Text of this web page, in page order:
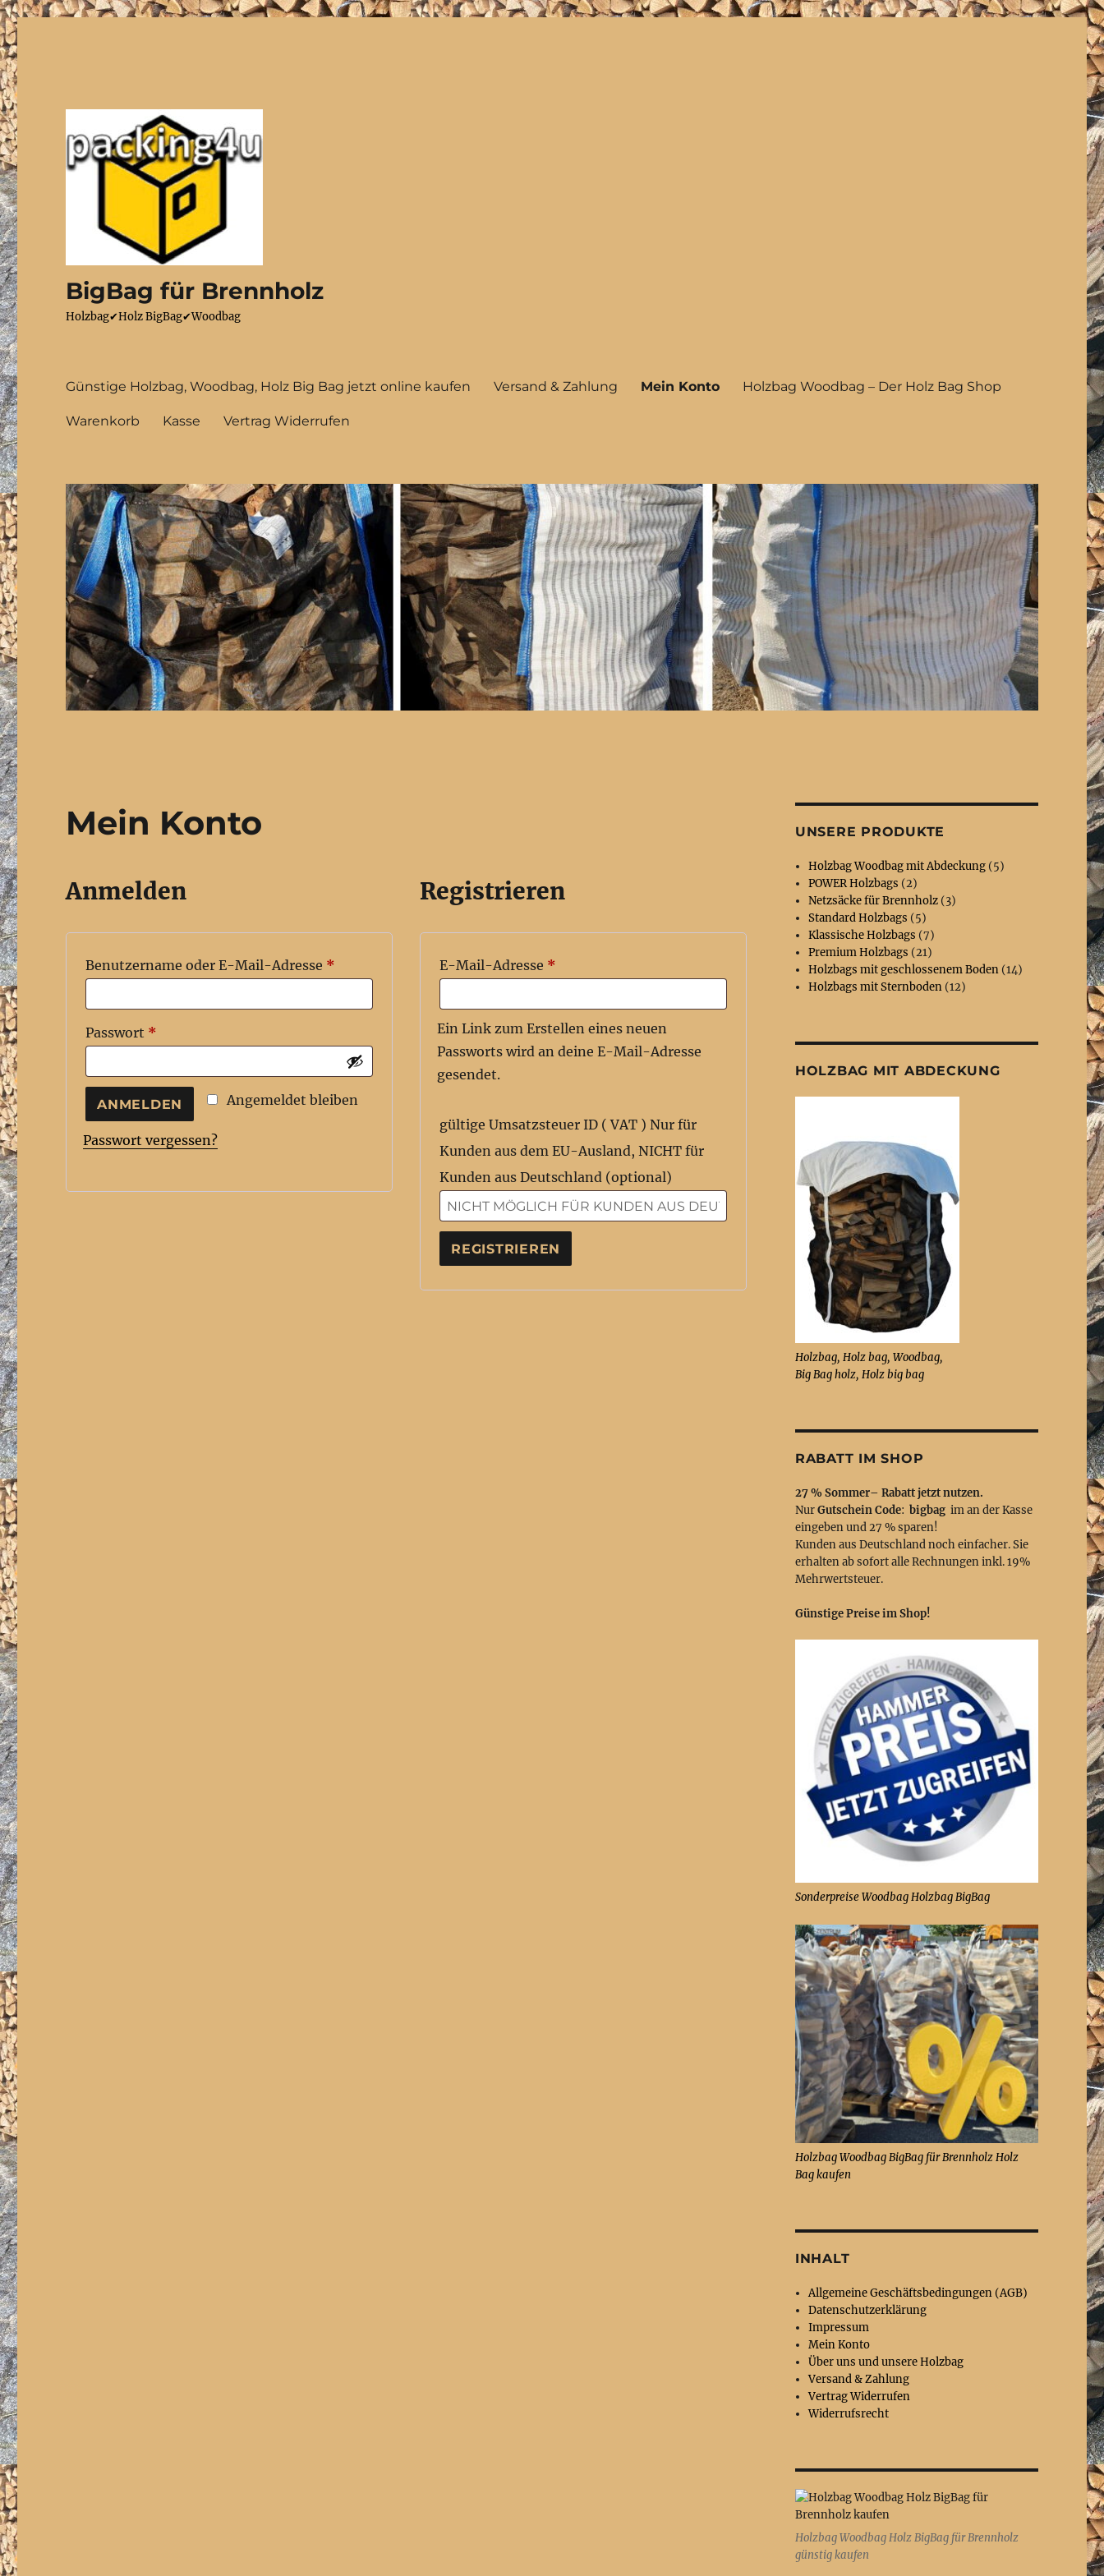
BigBag für Brennholz
Holzbag✔Holz BigBag✔Woodbag
Günstige Holzbag, Woodbag, Holz Big Bag jetzt online kaufen Versand & Zahlung Mein Konto Holzbag Woodbag – Der Holz Bag Shop
Warenkorb Kasse Vertrag Widerrufen
Mein Konto
Anmelden
Benutzername oder E-Mail-Adresse *
Passwort *
Angemeldet bleiben
ANMELDEN
Passwort vergessen?
Registrieren
E-Mail-Adresse *
Ein Link zum Erstellen eines neuen
Passworts wird an deine E-Mail-Adresse
gesendet.
gültige Umsatzsteuer ID ( VAT ) Nur für
Kunden aus dem EU-Ausland, NICHT für
Kunden aus Deutschland (optional)
REGISTRIEREN
UNSERE PRODUKTE
Holzbag Woodbag mit Abdeckung (5)
POWER Holzbags (2)
Netzsäcke für Brennholz (3)
Standard Holzbags (5)
Klassische Holzbags (7)
Premium Holzbags (21)
Holzbags mit geschlossenem Boden (14)
Holzbags mit Sternboden (12)
HOLZBAG MIT ABDECKUNG
Holzbag, Holz bag, Woodbag,
Big Bag holz, Holz big bag
RABATT IM SHOP
27 % Sommer– Rabatt jetzt nutzen.
NurGutschein Code: bigbag im an der Kasse
eingeben und 27 % sparen!
Kunden aus Deutschland noch einfacher. Sie
erhalten ab sofort alle Rechnungen inkl. 19%
Mehrwertsteuer.
Günstige Preise im Shop!
Sonderpreise Woodbag Holzbag BigBag
Holzbag Woodbag BigBag für Brennholz Holz
Bag kaufen
INHALT
Allgemeine Geschäftsbedingungen (AGB)
Datenschutzerklärung
Impressum
Mein Konto
Über uns und unsere Holzbag
Versand & Zahlung
Vertrag Widerrufen
Widerrufsrecht
Holzbag Woodbag Holz BigBag für Brennholz
günstig kaufen